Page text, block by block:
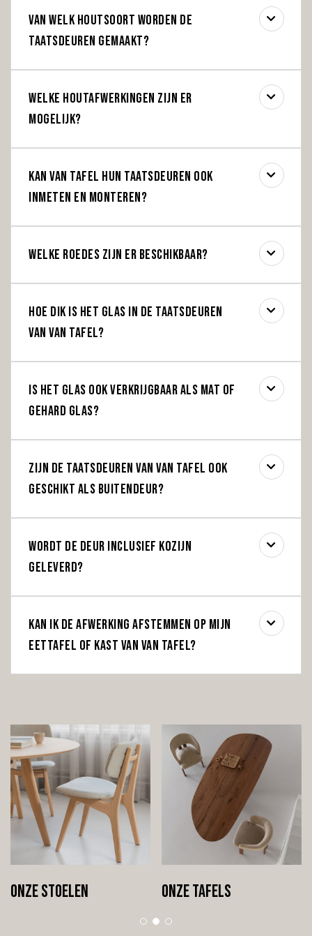
Van welk houtsoort worden de
taatsdeuren gemaakt?
Welke houtafwerkingen zijn er
mogelijk?
Kan Van Tafel hun taatsdeuren ook
inmeten en monteren?
Welke roedes zijn er beschikbaar?
Hoe dik is het glas in de taatsdeuren
van Van Tafel?
Is het glas ook verkrijgbaar als mat of
gehard glas?
Zijn de taatsdeuren van Van Tafel ook
geschikt als buitendeur?
Wordt de deur inclusief kozijn
geleverd?
Kan ik de afwerking afstemmen op mijn
eettafel of kast van Van Tafel?
Onze tafels Onze kasten